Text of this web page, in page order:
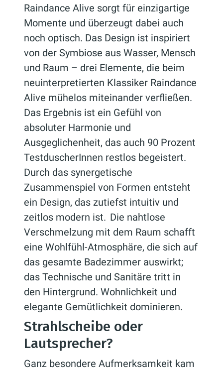
Raindance Alive sorgt für einzigartige
Momente und überzeugt dabei auch
noch optisch. Das Design ist inspiriert
von der Symbiose aus Wasser, Mensch
und Raum – drei Elemente, die beim
neuinterpretierten Klassiker Raindance
Alive mühelos miteinander verfließen.
Das Ergebnis ist ein Gefühl von
absoluter Harmonie und
Ausgeglichenheit, das auch 90 Prozent
TestduscherInnen restlos begeistert.
Durch das synergetische
Zusammenspiel von Formen entsteht
ein Design, das zutiefst intuitiv und
zeitlos modern ist. Die nahtlose
Verschmelzung mit dem Raum schafft
eine Wohlfühl-Atmosphäre, die sich auf
das gesamte Badezimmer auswirkt;
das Technische und Sanitäre tritt in
den Hintergrund. Wohnlichkeit und
elegante Gemütlichkeit dominieren.
Strahlscheibe oder
Lautsprecher?
Ganz besondere Aufmerksamkeit kam